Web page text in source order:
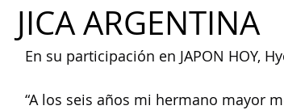
JICA ARGENTINA
En su participación en JAPON HOY,
“A los seis años mi hermano mayor